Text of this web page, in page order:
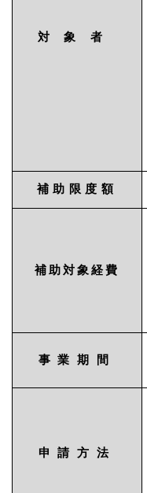
対象者
補助限度額
補助対象経費
事業期間
申請方法